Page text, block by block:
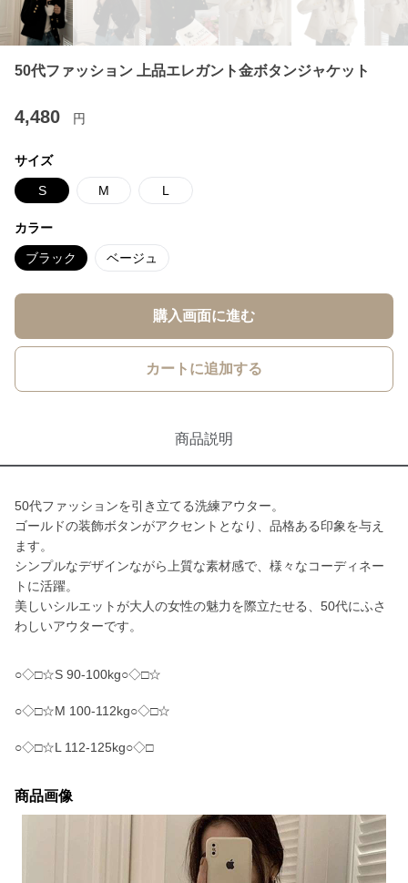
50代ファッション 上品エレガント金ボタンジャケット
4,480 円
サイズ
S M L
カラー
ブラック ベージュ
購入画面に進む
カートに追加する
商品説明
50代ファッションを引き立てる洗練アウター。
ゴールドの装飾ボタンがアクセントとなり、品格ある印象を与え
ます。
シンプルなデザインながら上質な素材感で、様々なコーディネー
トに活躍。
美しいシルエットが大人の女性の魅力を際立たせる、50代にふさ
わしいアウターです。
○◇□☆S 90-100kg○◇□☆
○◇□☆M 100-112kg○◇□☆
○◇□☆L 112-125kg○◇□
商品画像